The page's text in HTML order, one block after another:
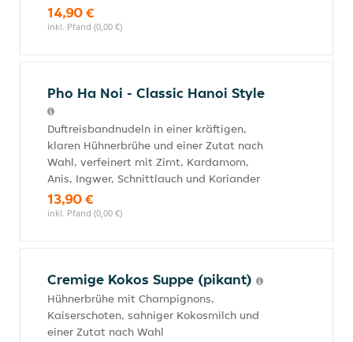
14,90 €
inkl. Pfand (0,00 €)
Pho Ha Noi - Classic Hanoi Style
Duftreisbandnudeln in einer kräftigen,
klaren Hühnerbrühe und einer Zutat nach
Wahl, verfeinert mit Zimt, Kardamom,
Anis, Ingwer, Schnittlauch und Koriander
13,90 €
inkl. Pfand (0,00 €)
Cremige Kokos Suppe (pikant)
Hühnerbrühe mit Champignons,
Kaiserschoten, sahniger Kokosmilch und
einer Zutat nach Wahl